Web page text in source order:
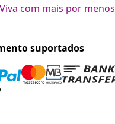
Viva com mais por menos
suportados